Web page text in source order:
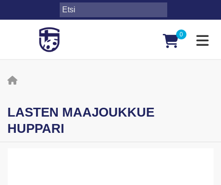
0
LASTEN MAAJOUKKUE
HUPPARI